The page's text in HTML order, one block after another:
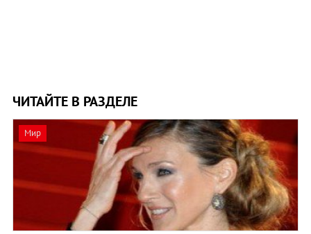
ЧИТАЙТЕ В РАЗДЕЛЕ
Мир